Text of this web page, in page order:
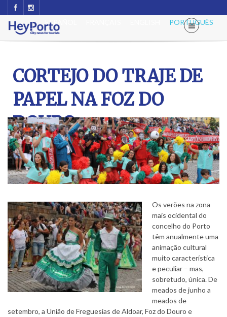
PORTUGUÊS
ESPAÑOL
CORTEJO DO TRAJE DE
PAPEL NA FOZ DO
DOURO
Os verões na zona
mais ocidental do
concelho do Porto
têm anualmente uma
animação cultural
muito característica
e peculiar – mas,
sobretudo, única. De
meados de junho a
meados de
setembro, a União de Freguesias de Aldoar, Foz do Douro e